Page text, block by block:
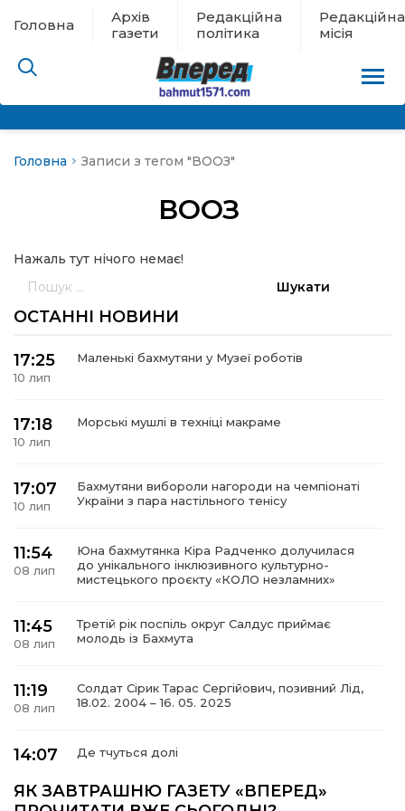
Головна
Архів
газети
Редакційна
політика
Редакційна
місія
новини
місія
Головна Записи з тегом "ВООЗ"
ВООЗ
Нажаль тут нічого немає!
ОСТАННІ НОВИНИ
17:25
10 лип
Маленькі бахмутяни у Музеї роботів
17:18
10 лип
Морські мушлі в техніці макраме
17:07
10 лип
Бахмутяни вибороли нагороди на чемпіонаті
України з пара настільного тенісу
11:54
08 лип
Юна бахмутянка Кіра Радченко долучилася
до унікального інклюзивного культурно-
мистецького проєкту «КОЛО незламних»
11:45
08 лип
Третій рік поспіль округ Салдус приймає
молодь із Бахмута
11:19
08 лип
Солдат Сірик Тарас Сергійович, позивний Лід,
18.02. 2004 – 16. 05. 2025
14:07 Де тчуться долі
ЯК ЗАВТРАШНЮ ГАЗЕТУ «ВПЕРЕД»